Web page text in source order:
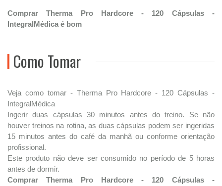
Comprar Therma Pro Hardcore - 120 Cápsulas -
IntegralMédica é bom
Como Tomar
Veja como tomar - Therma Pro Hardcore - 120 Cápsulas -
IntegralMédica
Ingerir duas cápsulas 30 minutos antes do treino. Se não
houver treinos na rotina, as duas cápsulas podem ser ingeridas
15 minutos antes do café da manhã ou conforme orientação
profissional.
Este produto não deve ser consumido no período de 5 horas
antes de dormir.
Comprar Therma Pro Hardcore - 120 Cápsulas -